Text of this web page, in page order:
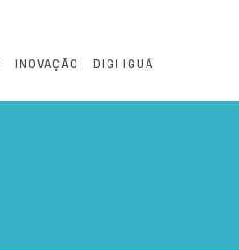
INOVAÇÃO DIGI IGUÁ